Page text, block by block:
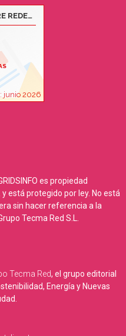
es propiedad
está protegido por ley. No está
sin hacer referencia a la
Tecma Red S.L.
Tecma Red, el grupo editorial
Energía y Nuevas